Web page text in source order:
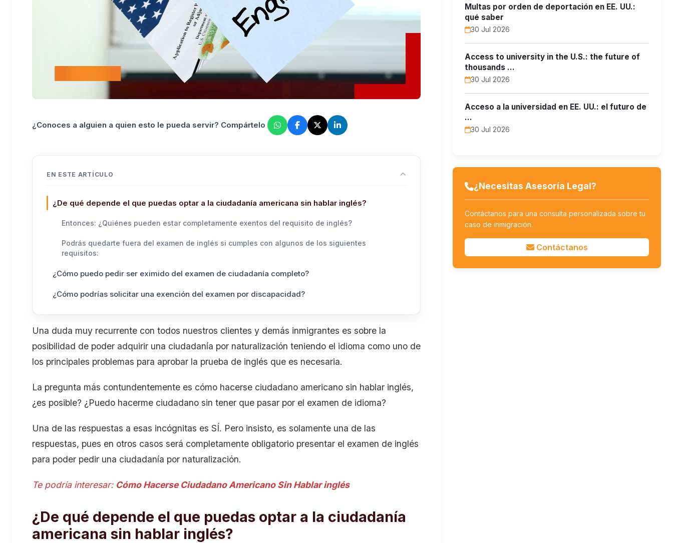
¿Conoces a alguien a quien esto le pueda servir? Compártelo
EN ESTE ARTÍCULO
¿De qué depende el que puedas optar a la ciudadanía americana sin hablar inglés?
Entonces: ¿Quiénes pueden estar completamente exentos del requisito de inglés?
Podrás quedarte fuera del examen de inglés si cumples con algunos de los siguientes
requisitos:
¿Cómo puedo pedir ser eximido del examen de ciudadanía completo?
¿Cómo podrías solicitar una exención del examen por discapacidad?
Una duda muy recurrente con todos nuestros clientes y demás inmigrantes es sobre la
posibilidad de poder adquirir una ciudadanía por naturalización teniendo el idioma como uno de
los principales problemas para aprobar la prueba de inglés que es necesaria.
La pregunta más contundentemente es cómo hacerse ciudadano americano sin hablar inglés,
¿es posible? ¿Puedo hacerme ciudadano sin tener que pasar por el examen de idioma?
Una de las respuestas a esas incógnitas es SÍ. Pero insisto, es solamente una de las
respuestas, pues en otros casos será completamente obligatorio presentar el examen de inglés
para poder pedir una ciudadanía por naturalización.
Te podría interesar: Cómo Hacerse Ciudadano Americano Sin Hablar inglés
¿De qué depende el que puedas optar a la ciudadanía
americana sin hablar inglés?
Multas por orden de deportación en EE. UU.:
qué saber
30 Jul 2026
Access to university in the U.S.: the future of
thousands …
30 Jul 2026
Acceso a la universidad en EE. UU.: el futuro de
…
30 Jul 2026
¿Necesitas Asesoría Legal?
Contáctanos para una consulta personalizada sobre tu
caso de inmigración.
Contáctanos